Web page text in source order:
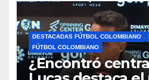
DESTACADAS FÚTBOL COLOMBIANO
FÚTBOL COLOMBIANO
¿Encontró